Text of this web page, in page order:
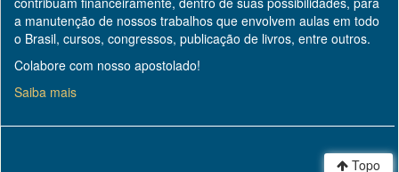
Topo
a manutenção de nossos trabalhos que envolvem aulas em todo
o Brasil, cursos, congressos, publicação de livros, entre outros.
Colabore com nosso apostolado!
Saiba mais